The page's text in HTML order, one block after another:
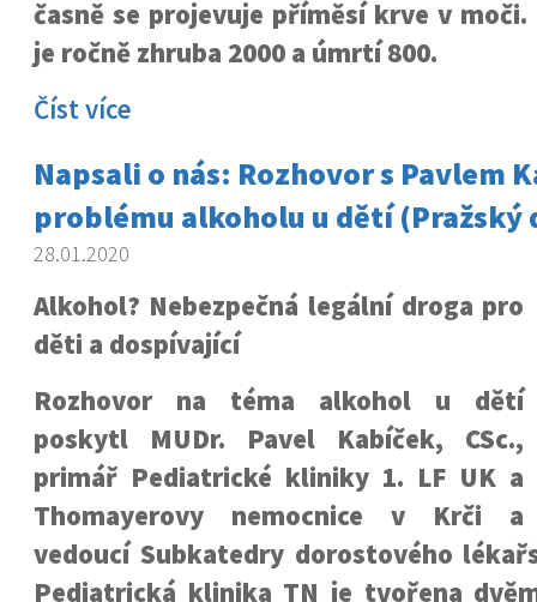
časně se projevuje příměsí krve v moči.
je ročně zhruba 2000 a úmrtí 800.
Číst více
Napsali o nás: Rozhovor s Pavlem
problému alkoholu u dětí (Pražský
28.01.2020
Alkohol? Nebezpečná legální droga pro
děti a dospívající
Rozhovor na téma alkohol u dětí
poskytl MUDr. Pavel Kabíček, CSc.,
primář Pediatrické kliniky 1. LF UK a
Thomayerovy nemocnice v Krči a
vedoucí Subkatedry dorostového
Pediatrická klinika TN je tvořena